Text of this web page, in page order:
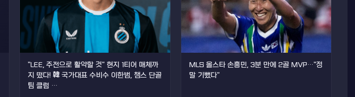
"LEE, 주전으로 활약할 것" 현지 1티어 매체까
지 떴다! 韓 국가대표 수비수 이한범, 챔스 단골
팀 클럽 …
MLS 올스타 손흥민, 3분 만에 2골 MVP…"정
말 기뻤다"